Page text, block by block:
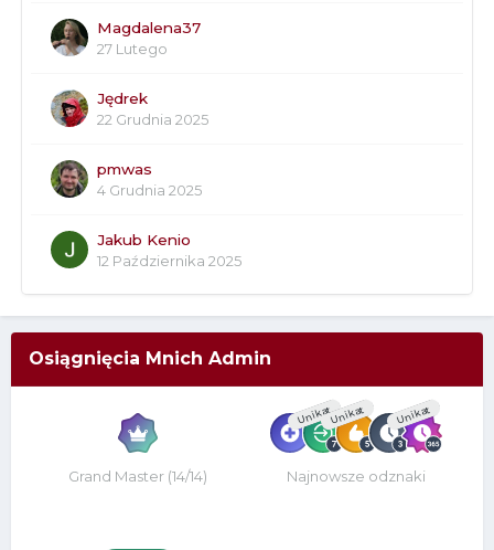
Magdalena37
27 Lutego
Jędrek
22 Grudnia 2025
pmwas
4 Grudnia 2025
Jakub Kenio
12 Października 2025
Osiągnięcia Mnich Admin
Grand Master (14/14)
UnikatUnikat Unikat
Najnowsze odznaki